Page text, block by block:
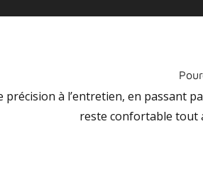
précision à l’entretien, en passant
reste confortable tout